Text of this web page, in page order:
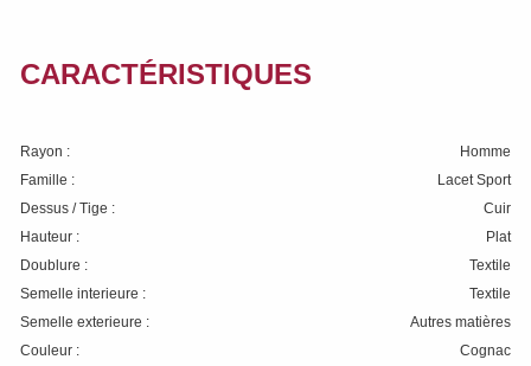
CARACTÉRISTIQUES
Rayon :
Homme
Famille :
Lacet Sport
Dessus / Tige :
Cuir
Hauteur :
Plat
Doublure :
Textile
Semelle interieure :
Textile
Semelle exterieure :
Autres matières
Couleur :
Cognac